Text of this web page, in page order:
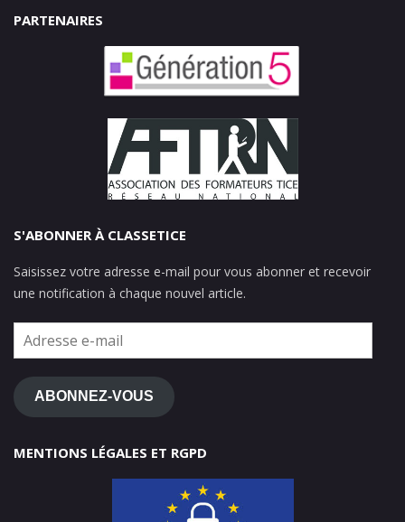
PARTENAIRES
S'ABONNER À CLASSETICE
Saisissez votre adresse e-mail pour vous abonner et recevoir
une notification à chaque nouvel article.
Adresse
e-
mail
ABONNEZ-VOUS
MENTIONS LÉGALES ET RGPD